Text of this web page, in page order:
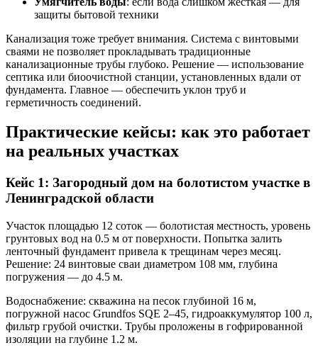
защиты бытовой техники
Канализация тоже требует внимания. Система с винтовыми
сваями не позволяет прокладывать традиционные
канализационные трубы глубоко. Решение — использование
септика или биоочистной станции, установленных вдали от
фундамента. Главное — обеспечить уклон труб и
герметичность соединений.
Практические кейсы: как это работает
на реальных участках
Кейс 1: Загородный дом на болотистом участке в
Ленинградской области
Участок площадью 12 соток — болотистая местность, уровень
грунтовых вод на 0.5 м от поверхности. Попытка залить
ленточный фундамент привела к трещинам через месяц.
Решение: 24 винтовые сваи диаметром 108 мм, глубина
погружения — до 4.5 м.
Водоснабжение: скважина на песок глубиной 16 м,
погружной насос Grundfos SQE 2–45, гидроаккумулятор 100 л,
фильтр грубой очистки. Трубы проложены в гофрированной
изоляции на глубине 1.2 м.